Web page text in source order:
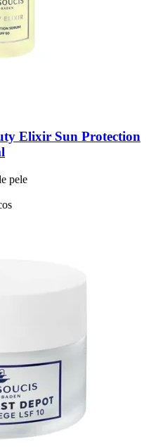
Elixir Sun Protection
pele